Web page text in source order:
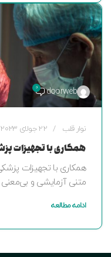
doorweb
0
نوار قلب 22 جولای 2023
همکاری با تجهیزات
همکاری با تجهیزات
متنی آزمایشی و
ادامه مطالعه